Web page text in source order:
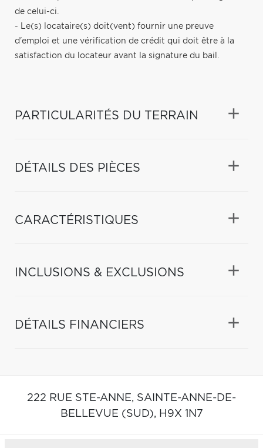
de celui-ci.
- Le(s) locataire(s) doit(vent) fournir une preuve
d'emploi et une vérification de crédit qui doit être à la
satisfaction du locateur avant la signature du bail.
PARTICULARITÉS DU TERRAIN
DÉTAILS DES PIÈCES
CARACTÉRISTIQUES
INCLUSIONS & EXCLUSIONS
DÉTAILS FINANCIERS
222 RUE STE-ANNE, SAINTE-ANNE-DE-
BELLEVUE (SUD), H9X 1N7